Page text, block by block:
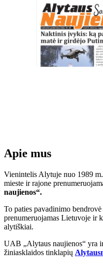
Apie mus
Vienintelis Alytuje nuo 1989
mieste ir rajone
naujienos“.
To paties pavadinimo
prenumeruojamas Lietuvoje ir
alytiškiai.
UAB „Alytaus naujienos“ yra
žiniasklaidos tinklapių